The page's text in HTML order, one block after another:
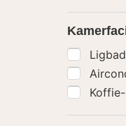
Ligbad